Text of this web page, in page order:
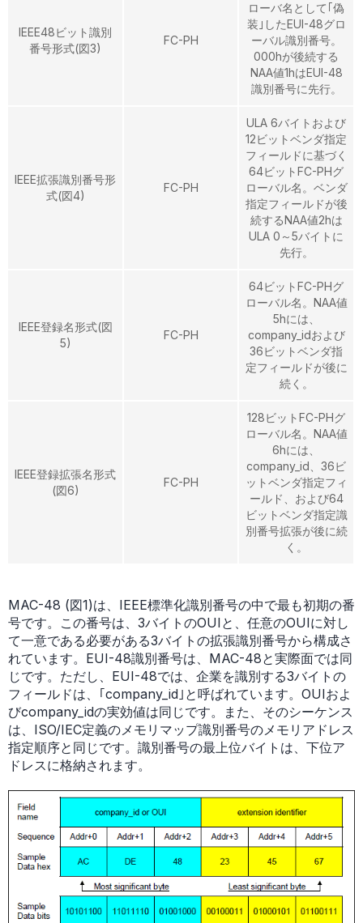
IEEE48ビット識別
番号形式(図3)
FC-PH
ローバ名として｢偽
装｣したEUI-48グロ
ーバル識別番号。
000hが後続する
NAA値1hはEUI-48
識別番号に先行。
IEEE拡張識別番号形
式(図4)
FC-PH
ULA 6バイトおよび
12ビットベンダ指定
フィールドに基づく
64ビットFC-PHグ
ローバル名。ベンダ
指定フィールドが後
続するNAA値2hは
ULA 0～5バイトに
先行。
IEEE登録名形式(図
5)
FC-PH
64ビットFC-PHグ
ローバル名。NAA値
5hには、
company_idおよび
36ビットベンダ指
定フィールドが後に
続く。
IEEE登録拡張名形式
(図6)
FC-PH
128ビットFC-PHグ
ローバル名。NAA値
6hには、
company_id、36ビ
ットベンダ指定フィ
ールド、および64
ビットベンダ指定識
別番号拡張が後に続
く。
MAC-48 (図1)は、IEEE標準化識別番号の中で最も初期の番
号です。この番号は、3バイトのOUIと、任意のOUIに対し
て一意である必要がある3バイトの拡張識別番号から構成さ
れています。EUI-48識別番号は、MAC-48と実際面では同
じです。ただし、EUI-48では、企業を識別する3バイトの
フィールドは、｢company_id｣と呼ばれています。OUIおよ
びcompany_idの実効値は同じです。また、そのシーケンス
は、ISO/IEC定義のメモリマップ識別番号のメモリアドレス
指定順序と同じです。識別番号の最上位バイトは、下位ア
ドレスに格納されます。